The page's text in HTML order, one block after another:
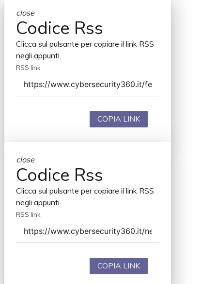
close
Codice Rss
Clicca sul pulsante per copiare il link RSS
negli appunti.
RSS link
COPIA LINK
close
Codice Rss
Clicca sul pulsante per copiare il link RSS
negli appunti.
RSS link
COPIA LINK